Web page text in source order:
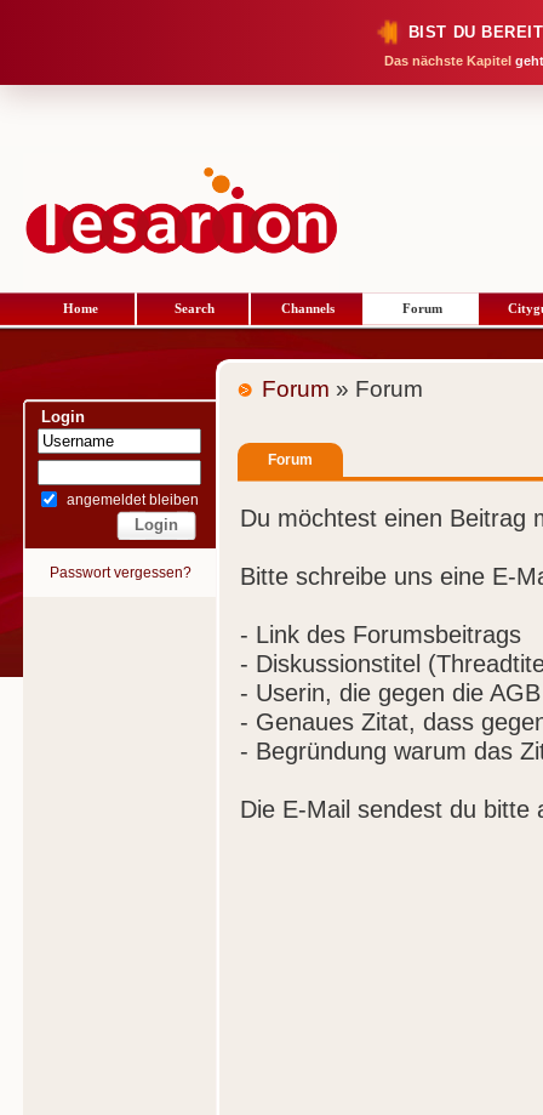
BIST DU
Das nächste Kapitel
Home Search Channels Forum
Login
angemeldet bleiben
Passwort vergessen?
Forum » Forum
Forum
Du möchtest einen Beitrag
Bitte schreibe uns eine E-
- Link des Forumsbeitrags
- Diskussionstitel
- Userin, die gegen die
- Genaues Zitat, dass
- Begründung warum das
Die E-Mail sendest du bitte